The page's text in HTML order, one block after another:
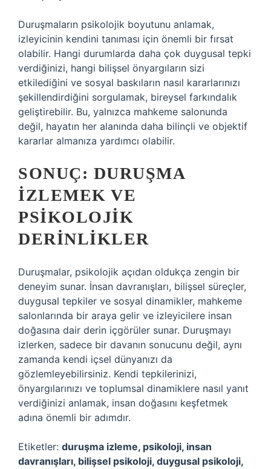
Duruşmaların psikolojik boyutunu anlamak,
izleyicinin kendini tanıması için önemli bir fırsat
olabilir. Hangi durumlarda daha çok duygusal tepki
verdiğinizi, hangi bilişsel önyargıların sizi
etkilediğini ve sosyal baskıların nasıl kararlarınızı
şekillendirdiğini sorgulamak, bireysel farkındalık
geliştirebilir. Bu, yalnızca mahkeme salonunda
değil, hayatın her alanında daha bilinçli ve objektif
kararlar almanıza yardımcı olabilir.
SONUÇ: DURUŞMA
İZLEMEK VE
PSIKOLOJIK
DERINLIKLER
Duruşmalar, psikolojik açıdan oldukça zengin bir
deneyim sunar. İnsan davranışları, bilişsel süreçler,
duygusal tepkiler ve sosyal dinamikler, mahkeme
salonlarında bir araya gelir ve izleyicilere insan
doğasına dair derin içgörüler sunar. Duruşmayı
izlerken, sadece bir davanın sonucunu değil, aynı
zamanda kendi içsel dünyanızı da
gözlemleyebilirsiniz. Kendi tepkilerinizi,
önyargılarınızı ve toplumsal dinamiklere nasıl yanıt
verdiğinizi anlamak, insan doğasını keşfetmek
adına önemli bir adımdır.
Etiketler: duruşma izleme, psikoloji, insan
davranışları, bilişsel psikoloji, duygusal psikoloji,